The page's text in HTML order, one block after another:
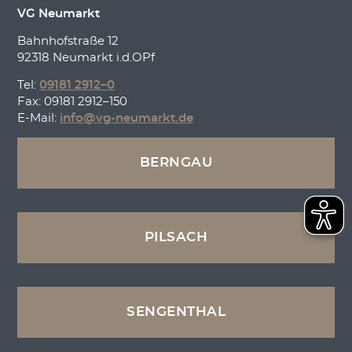
VG Neumarkt
Bahnhofstraße 12
92318 Neumarkt i.d.OPf
Tel: 09181 2912–0
Fax: 09181 2912–150
E-Mail: info@vg-neumarkt.de
BERNGAU
PILSACH
SENGENTHAL